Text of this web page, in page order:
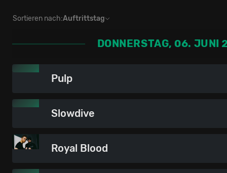
Sortieren nach:Auftrittstag
DONNERSTAG, 06. JUNI
Pulp
Slowdive
Royal Blood